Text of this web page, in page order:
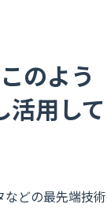
のよう
活用して
などの最先端技術